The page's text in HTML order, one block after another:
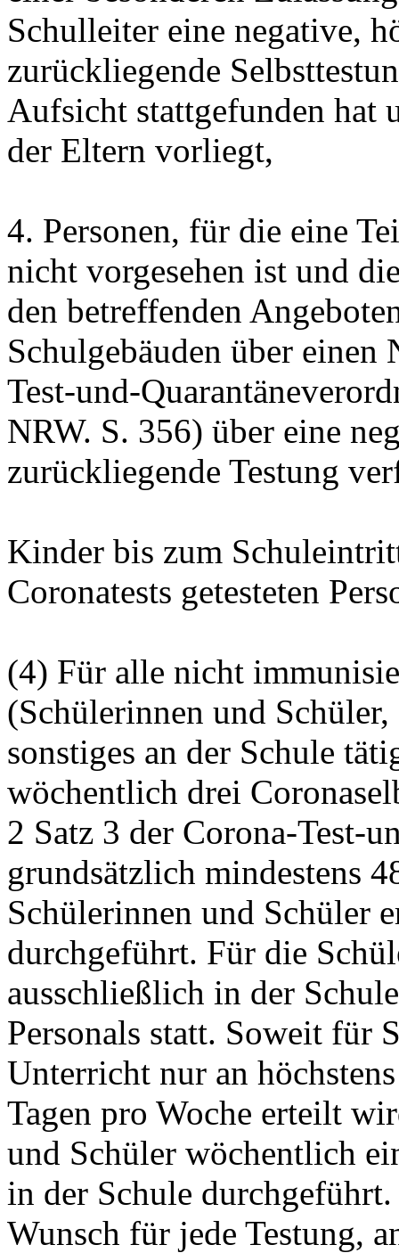
Schulleiter eine negative,
zurückliegende
Aufsicht stattgefunden hat
der Eltern vorliegt,
4. Personen, für die eine
nicht vorgesehen ist und
den betreffenden
Schulgebäuden über einen
Test-und-
NRW. S. 356) über eine
zurückliegende Testung
Kinder bis zum
Coronatests getesteten
(4) Für alle nicht
(Schülerinnen und
sonstiges an der Schule
wöchentlich drei
2 Satz 3 der Corona-Test-
grundsätzlich mindestens
Schülerinnen und Schüler
durchgeführt. Für die
ausschließlich in der
Personals statt. Soweit für
Unterricht nur an
Tagen pro Woche erteilt
und Schüler wöchentlich
in der Schule
Wunsch für jede Testung,